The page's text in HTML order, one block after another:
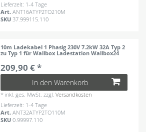
Lieferzeit: 1-4 Tage
Art.ANT16ATYP2TO210M
SKU37.999115.110
10m Ladekabel 1 Phasig 230V 7.2kW 32A Typ 2
zu Typ 1 für Wallbox Ladestation Wallbox24
209,90 € *
In den Warenkorb
* inkl. ges. MwSt. zzgl.Versandkosten
Lieferzeit: 1-4 Tage
Art.ANT32ATYP2TO110M
SKU0.99997.110